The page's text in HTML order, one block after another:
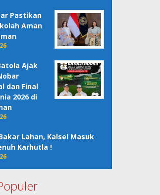
Pastikan
Aman
Ajak
dan Final
2026 di
Lahan, Kalsel Masuk
Karhutla !